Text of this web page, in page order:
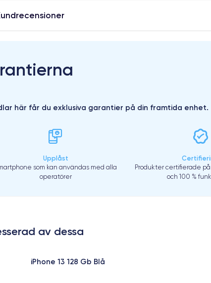
här får du exklusiva garantier på din framtida enhet.
Upplåst
som kan användas med alla
operatörer
Produkter certifierade
och 100 %
av dessa
iPhone 13 128 Gb Blå